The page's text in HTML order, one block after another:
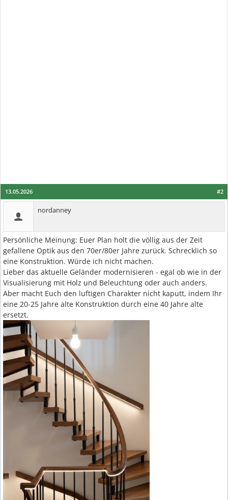
#2
13.05.2026
nordanney
Persönliche Meinung: Euer Plan holt die völlig aus der Zeit
gefallene Optik aus den 70er/80er Jahre zurück. Schrecklich so
eine Konstruktion. Würde ich nicht machen.
Lieber das aktuelle Geländer modernisieren - egal ob wie in der
Visualisierung mit Holz und Beleuchtung oder auch anders.
Aber macht Euch den luftigen Charakter nicht kaputt, indem Ihr
eine 20-25 Jahre alte Konstruktion durch eine 40 Jahre alte
ersetzt.